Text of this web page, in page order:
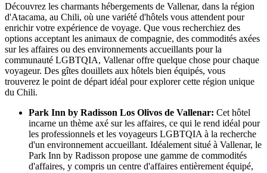
Découvrez les charmants hébergements de Vallenar, dans la région
d'Atacama, au Chili, où une variété d'hôtels vous attendent pour
enrichir votre expérience de voyage. Que vous recherchiez des
options acceptant les animaux de compagnie, des commodités axées
sur les affaires ou des environnements accueillants pour la
communauté LGBTQIA, Vallenar offre quelque chose pour chaque
voyageur. Des gîtes douillets aux hôtels bien équipés, vous
trouverez le point de départ idéal pour explorer cette région unique
du Chili.
Park Inn by Radisson Los Olivos de Vallenar: Cet hôtel
incarne un thème axé sur les affaires, ce qui le rend idéal pour
les professionnels et les voyageurs LGBTQIA à la recherche
d'un environnement accueillant. Idéalement situé à Vallenar, le
Park Inn by Radisson propose une gamme de commodités
d'affaires, y compris un centre d'affaires entièrement équipé,